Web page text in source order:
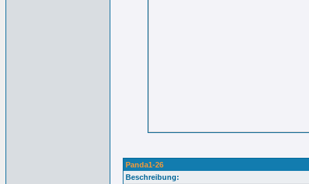
Panda1-26
Beschreibung: